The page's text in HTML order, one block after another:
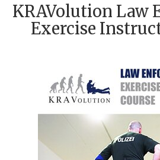
KRAVolution Law
Exercise